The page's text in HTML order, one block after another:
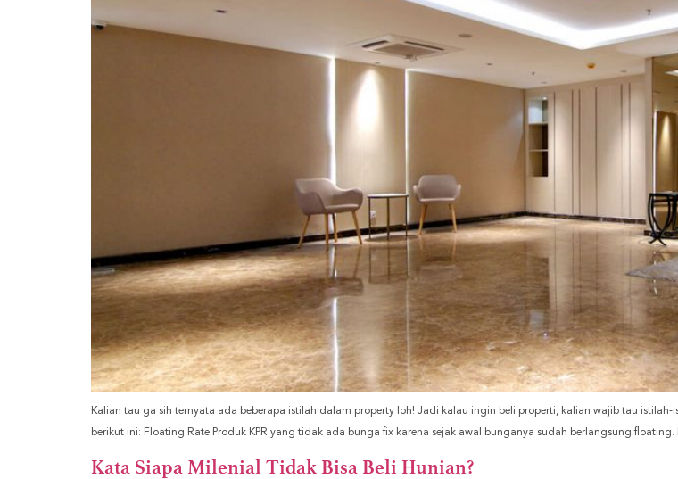
Kalian tau ga sih ternyata ada beberapa istilah dalam property loh! Jadi kalau ingin beli properti, kalian wajib tau
berikut ini: Floating Rate Produk KPR yang tidak ada bunga fix karena sejak awal bunganya sudah berlangsung
Kata Siapa Milenial Tidak Bisa Beli Hunian?